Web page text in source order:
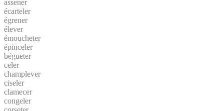
assener
écarteler
égrener
élever
émoucheter
épinceler
bégueter
celer
champlever
ciseler
clamecer
congeler